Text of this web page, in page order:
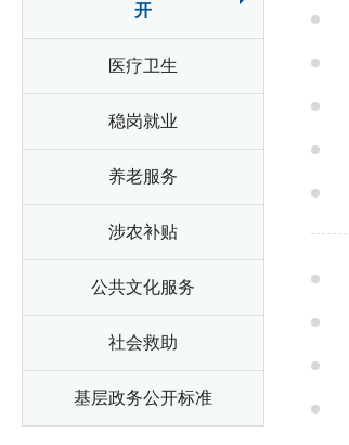
开
医疗卫生
稳岗就业
养老服务
涉农补贴
公共文化服务
社会救助
基层政务公开标准